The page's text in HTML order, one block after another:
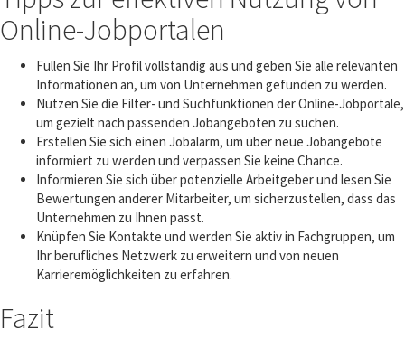
Online-Jobportalen
Füllen Sie Ihr Profil vollständig aus und geben Sie alle relevanten
Informationen an, um von Unternehmen gefunden zu werden.
Nutzen Sie die Filter- und Suchfunktionen der Online-Jobportale,
um gezielt nach passenden Jobangeboten zu suchen.
Erstellen Sie sich einen Jobalarm, um über neue Jobangebote
informiert zu werden und verpassen Sie keine Chance.
Informieren Sie sich über potenzielle Arbeitgeber und lesen Sie
Bewertungen anderer Mitarbeiter, um sicherzustellen, dass das
Unternehmen zu Ihnen passt.
Knüpfen Sie Kontakte und werden Sie aktiv in Fachgruppen, um
Ihr berufliches Netzwerk zu erweitern und von neuen
Karrieremöglichkeiten zu erfahren.
Fazit